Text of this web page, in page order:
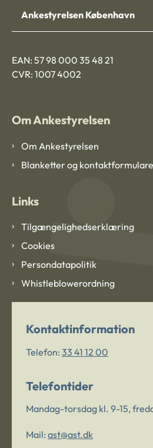
Ankestyrelsen København
EAN: 57 98 000 35 48 21
CVR: 1007 4002
Om Ankestyrelsen
Om Ankestyrelsen
Blanketter og
Links
Tilgængelighedserklæring
Cookies
Persondatapolitik
Whistleblowerordning
Kontaktinformation
Telefon: 33 41 12 00
Telefontider
Mandag-torsdag kl. 9-15,
Mail: ast@ast.dk